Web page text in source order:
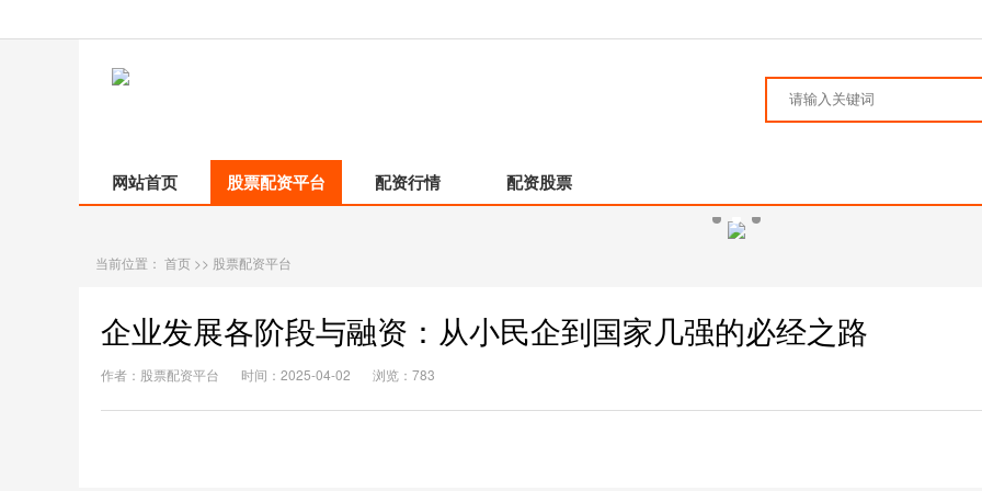
网站首页 股票配资平台 配资行情 配资股票
当前位置： 首页 >> 股票配资平台
企业发展各阶段与融资：从小民企到国家几强的必经之路
作者：股票配资平台 时间：2025-04-02 浏览：783